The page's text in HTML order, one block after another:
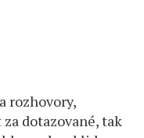
rozhovory,
dotazované, tak